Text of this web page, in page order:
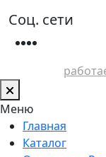
Соц. сети
Меню
Главная
Каталог